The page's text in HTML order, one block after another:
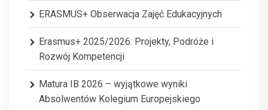
ERASMUS+ Obserwacja Zajęć Edukacyjnych
Erasmus+ 2025/2026: Projekty, Podróże i
Rozwój Kompetencji
Matura IB 2026 – wyjątkowe wyniki
Absolwentów Kolegium Europejskiego